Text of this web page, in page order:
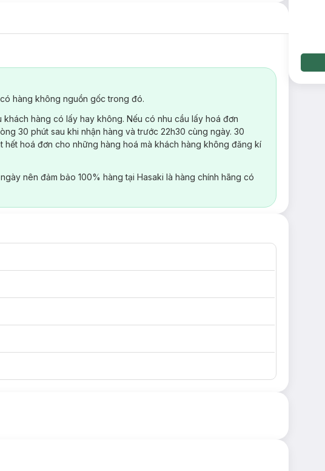
hàng không nguồn gốc trong đó.
khách hàng có lấy hay không. Nếu có nhu cầu lấy hoá đơn
30 phút sau khi nhận hàng và trước 22h30 cùng ngày. 30
hoá đơn cho những hàng hoá mà khách hàng không đăng kí
nên đảm bảo 100% hàng tại Hasaki là hàng chính hãng có